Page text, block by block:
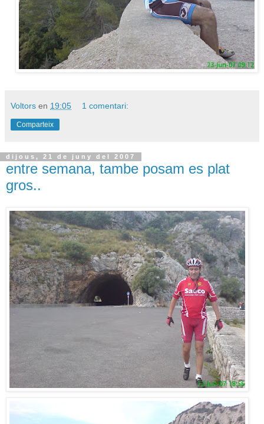
Voltors en 19:05 1 comentari:
Comparteix
dijous, 21 de juny del 2007
entre semana, tambe posam es plat
gros..